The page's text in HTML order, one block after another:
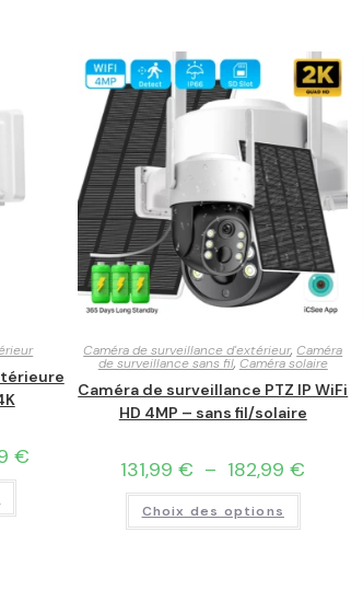
€
Caméra de surveillance d'extérieur, Caméra
de surveillance sans fil, Caméra solaire
Caméra de surveillance PTZ IP WiFi
HD 4MP – sans fil/solaire
131,99€ – 182,99€
Choix des options